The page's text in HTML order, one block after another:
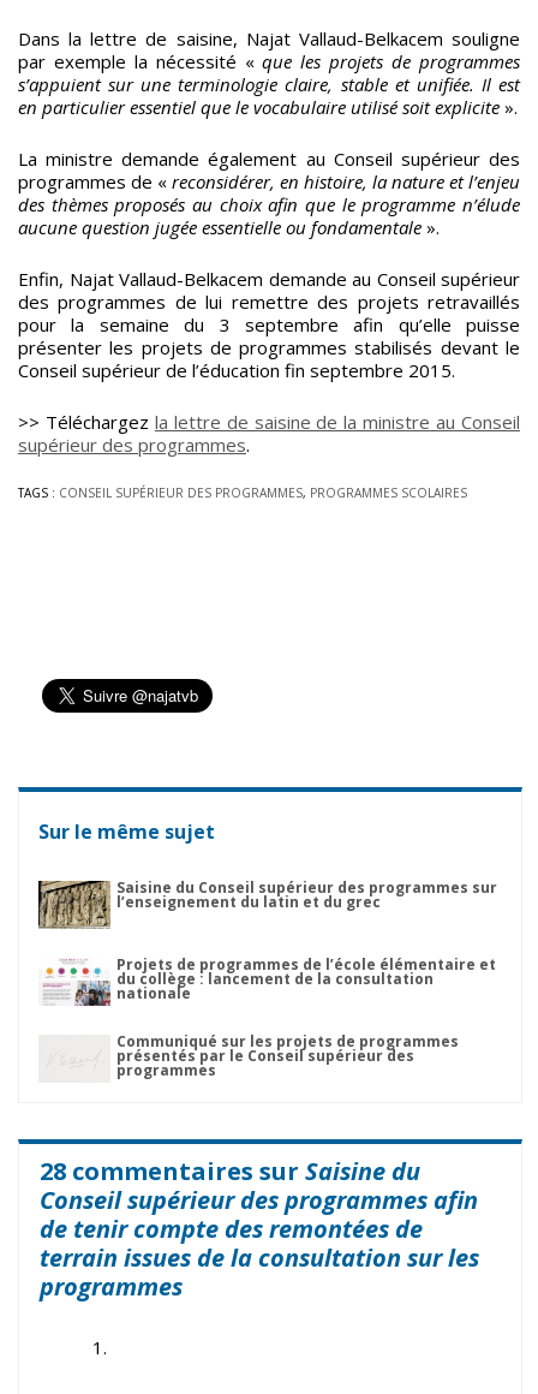
Dans la lettre de saisine, Najat Vallaud-Belkacem souligne
par exemple la nécessité «que les projets de programmes
s’appuient sur une terminologie claire, stable et unifiée. Il est
en particulier essentiel que le vocabulaire utilisé soit explicite ».
La ministre demande également au Conseil supérieur des
programmes de « reconsidérer, en histoire, la nature et l’enjeu
des thèmes proposés au choix afin que le programme n’élude
aucune question jugée essentielle ou fondamentale ».
Enfin, Najat Vallaud-Belkacem demande au Conseil supérieur
des programmes de lui remettre des projets retravaillés
pour la semaine du 3 septembre afin qu’elle puisse
présenter les projets de programmes stabilisés devant le
Conseil supérieur de l’éducation fin septembre 2015.
>> Téléchargez la lettre de saisine de la ministre au Conseil
supérieur des programmes.
TAGS : CONSEIL SUPÉRIEUR DES PROGRAMMES, PROGRAMMES SCOLAIRES
Sur le même sujet
Saisine du Conseil supérieur des programmes sur
l’enseignement du latin et du grec
Projets de programmes de l’école élémentaire et
du collège : lancement de la consultation
nationale
Communiqué sur les projets de programmes
présentés par le Conseil supérieur des
programmes
28 commentaires sur Saisine du
Conseil supérieur des programmes afin
de tenir compte des remontées de
terrain issues de la consultation sur les
programmes